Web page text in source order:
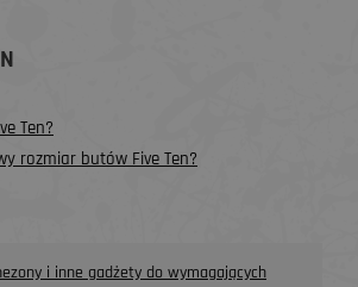
Ten?
rozmiar butów Five Ten?
i inne gadżety do wymagających